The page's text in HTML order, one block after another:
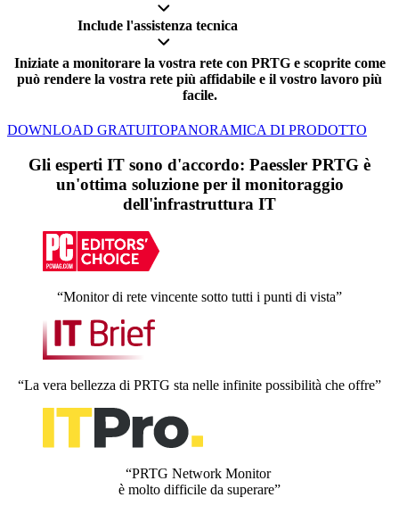
Include l'assistenza tecnica
Iniziate a monitorare la vostra rete con PRTG e scoprite come
può rendere la vostra rete più affidabile e il vostro lavoro più
facile.
DOWNLOAD GRATUITOPANORAMICA DI PRODOTTO
Gli esperti IT sono d'accordo: Paessler PRTG è
un'ottima soluzione per il monitoraggio
dell'infrastruttura IT
“Monitor di rete vincente sotto tutti i punti di vista”
“La vera bellezza di PRTG sta nelle infinite possibilità che offre”
“PRTG Network Monitor
è molto difficile da superare”